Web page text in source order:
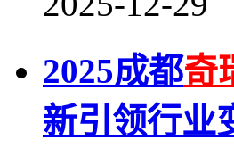
2025成都奇
新引领行业